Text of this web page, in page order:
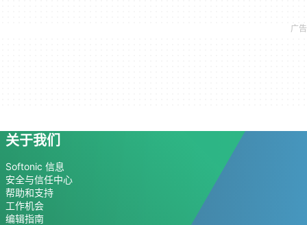
关于我们
Softonic 信息
安全与信任中心
帮助和支持
工作机会
编辑指南